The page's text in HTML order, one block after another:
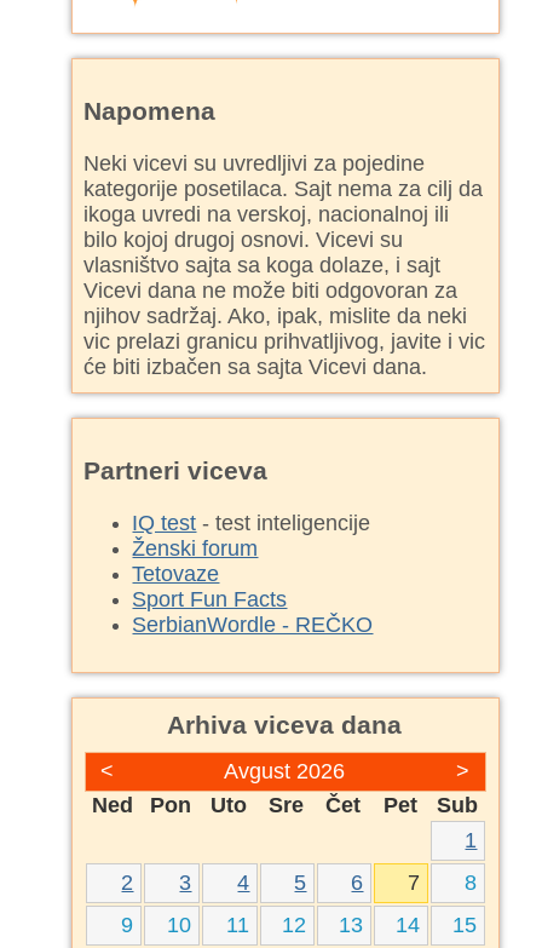
Napomena
Neki vicevi su uvredljivi za pojedine
kategorije posetilaca. Sajt nema za cilj da
ikoga uvredi na verskoj, nacionalnoj ili
bilo kojoj drugoj osnovi. Vicevi su
vlasništvo sajta sa koga dolaze, i sajt
Vicevi dana ne može biti odgovoran za
njihov sadržaj. Ako, ipak, mislite da neki
vic prelazi granicu prihvatljivog, javite i vic
će biti izbačen sa sajta Vicevi dana.
Partneri viceva
IQ test - test inteligencije
Ženski forum
Tetovaze
Sport Fun Facts
SerbianWordle - REČKO
Arhiva viceva dana
< >
Avgust 2026
Ned
Pon Uto Sre Čet Pet
Sub
1
2
3 4 5 6 7
8
9
10 11 12 13 14 15